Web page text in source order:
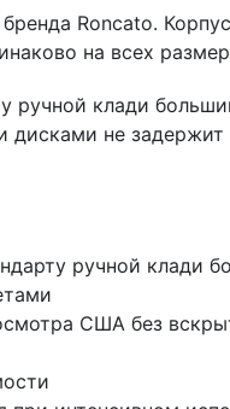
Roncato.
на всех
ручной клади
не
ручной клади
США без